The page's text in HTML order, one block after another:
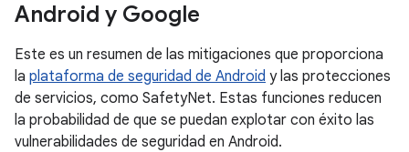
Android y Google
Este es un resumen de las mitigaciones que proporciona
la plataforma de seguridad de Android y las protecciones
de servicios, como SafetyNet. Estas funciones reducen
la probabilidad de que se puedan explotar con éxito las
vulnerabilidades de seguridad en Android.